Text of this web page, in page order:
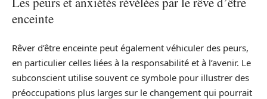
enceinte
Rêver d’être enceinte peut également véhiculer des peurs,
en particulier celles liées à la responsabilité et à l’avenir. Le
subconscient utilise souvent ce symbole pour illustrer des
préoccupations plus larges sur le changement qui pourrait